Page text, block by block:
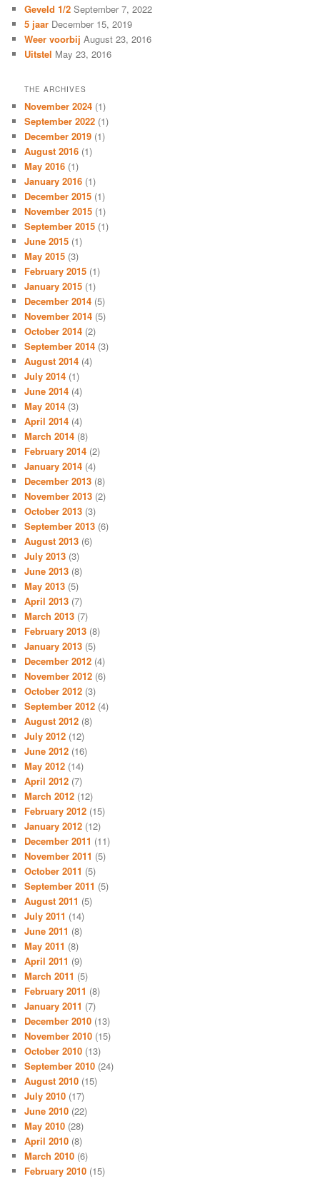
Geveld 1/2 September 7, 2022
5 jaar December 15, 2019
Weer voorbij August 23, 2016
Uitstel May 23, 2016
THE ARCHIVES
November 2024 (1)
September 2022 (1)
December 2019 (1)
August 2016 (1)
May 2016 (1)
January 2016 (1)
December 2015 (1)
November 2015 (1)
September 2015 (1)
June 2015 (1)
May 2015 (3)
February 2015 (1)
January 2015 (1)
December 2014 (5)
November 2014 (5)
October 2014 (2)
September 2014 (3)
August 2014 (4)
July 2014 (1)
June 2014 (4)
May 2014 (3)
April 2014 (4)
March 2014 (8)
February 2014 (2)
January 2014 (4)
December 2013 (8)
November 2013 (2)
October 2013 (3)
September 2013 (6)
August 2013 (6)
July 2013 (3)
June 2013 (8)
May 2013 (5)
April 2013 (7)
March 2013 (7)
February 2013 (8)
January 2013 (5)
December 2012 (4)
November 2012 (6)
October 2012 (3)
September 2012 (4)
August 2012 (8)
July 2012 (12)
June 2012 (16)
May 2012 (14)
April 2012 (7)
March 2012 (12)
February 2012 (15)
January 2012 (12)
December 2011 (11)
November 2011 (5)
October 2011 (5)
September 2011 (5)
August 2011 (5)
July 2011 (14)
June 2011 (8)
May 2011 (8)
April 2011 (9)
March 2011 (5)
February 2011 (8)
January 2011 (7)
December 2010 (13)
November 2010 (15)
October 2010 (13)
September 2010 (24)
August 2010 (15)
July 2010 (17)
June 2010 (22)
May 2010 (28)
April 2010 (8)
March 2010 (6)
February 2010 (15)